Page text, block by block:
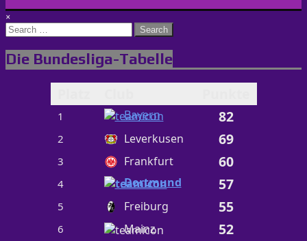
×
Search
for:
Die Bundesliga-Tabelle
1 Bayern 82
2 Leverkusen 69
3 Frankfurt 60
4 Dortmund 57
5 Freiburg 55
6 Mainz 52